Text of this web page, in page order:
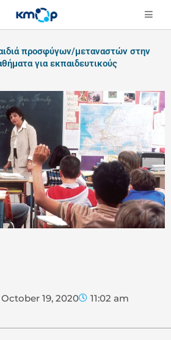
προσφύγων/μεταναστών στην
για εκπαιδευτικούς
October 19, 2020 11:02 am